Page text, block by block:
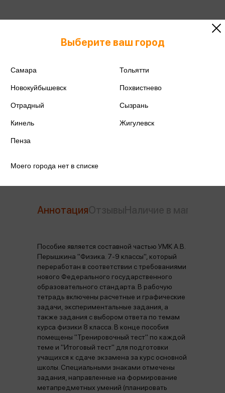
Аннотация
Пособие является составной частью УМК А.В.
Перышкина "Физика. 7-9 классы", который
переработан в соответствии с требованиями
нового Федерального государственного
образовательного стандарта. В рабочую
тетрадь включены расчетные и графические
задачи, экспериментальные задания, а
также задания с выбором ответа по темам
курса физики 8 класса. В конце пособия
помещены "Тренировочный тест" по каждой
теме и "Итоговый тест" для подготовки
учащихся к сдаче экзамена за курс основной
школы. Специальными знаками отмечены
задания, направленные на формирование
метапредметных умений (планировать
Выберите ваш город
Самара Тольятти
Новокуйбышевск Похвистнево
Отрадный Сызрань
Кинель Жигулевск
Пенза
Моего города нет в списке